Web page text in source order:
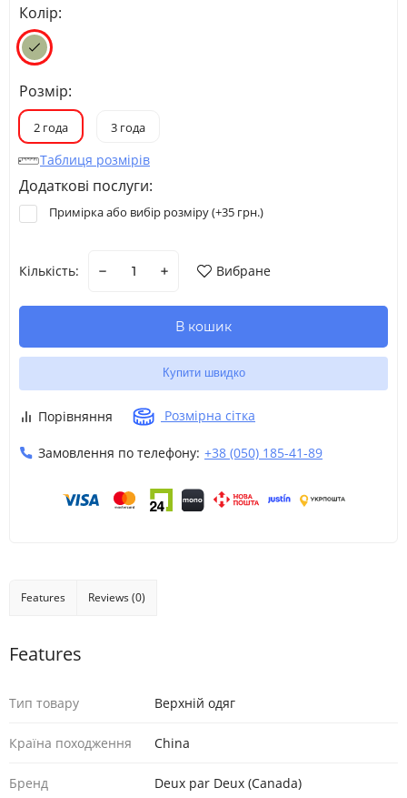
Колір:
Розмір:
2 года 3 года
Таблиця розмірів
Додаткові послуги:
Примірка або вибір розміру (+35 грн.)
Кількість: Вибране
В кошик
Купити швидко
Порівняння Розмірна сітка
Замовлення по телефону: +38 (050) 185-41-89
Features Reviews (0)
Features
Тип товару Верхній одяг
Країна походження China
Бренд Deux par Deux (Canada)